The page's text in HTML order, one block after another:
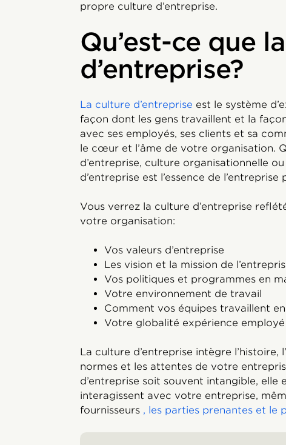
propre culture d’entreprise.
Qu’est-ce que
d’entreprise?
La culture d’entreprise est le système
façon dont les gens travaillent et la
avec ses employés, ses clients et sa
le cœur et l’âme de votre organisation.
d’entreprise, culture organisationnelle
d’entreprise est l’essence de
Vous verrez la culture d’entreprise
votre organisation:
Vos valeurs d’entreprise
Les vision et la mission de
Vos politiques et programmes en
Votre environnement de travail
Comment vos équipes travaillent
Votre globalité expérience employé
La culture d’entreprise intègre l’histoire,
normes et les attentes de votre
d’entreprise soit souvent intangible, elle
interagissent avec votre entreprise,
fournisseurs , les parties prenantes et le